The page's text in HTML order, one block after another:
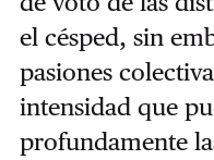
el césped, sin
pasiones
intensidad que
profundamente